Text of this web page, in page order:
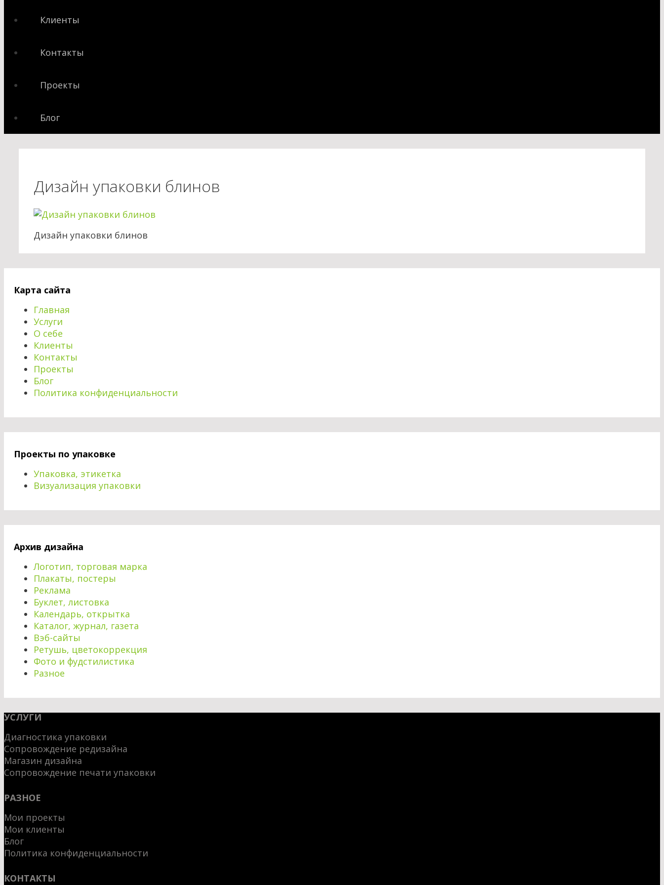
Клиенты
Контакты
Проекты
Блог
Дизайн упаковки блинов
Дизайн упаковки блинов
Карта сайта
Главная
Услуги
О себе
Клиенты
Контакты
Проекты
Блог
Политика конфиденциальности
Проекты по упаковке
Упаковка, этикетка
Визуализация упаковки
Архив дизайна
Логотип, торговая марка
Плакаты, постеры
Реклама
Буклет, листовка
Календарь, открытка
Каталог, журнал, газета
Вэб-сайты
Ретушь, цветокоррекция
Фото и фудстилистика
Разное
УСЛУГИ
Диагностика упаковки
Сопровождение редизайна
Магазин дизайна
Сопровождение печати упаковки
РАЗНОЕ
Мои проекты
Мои клиенты
Блог
Политика конфиденциальности
КОНТАКТЫ